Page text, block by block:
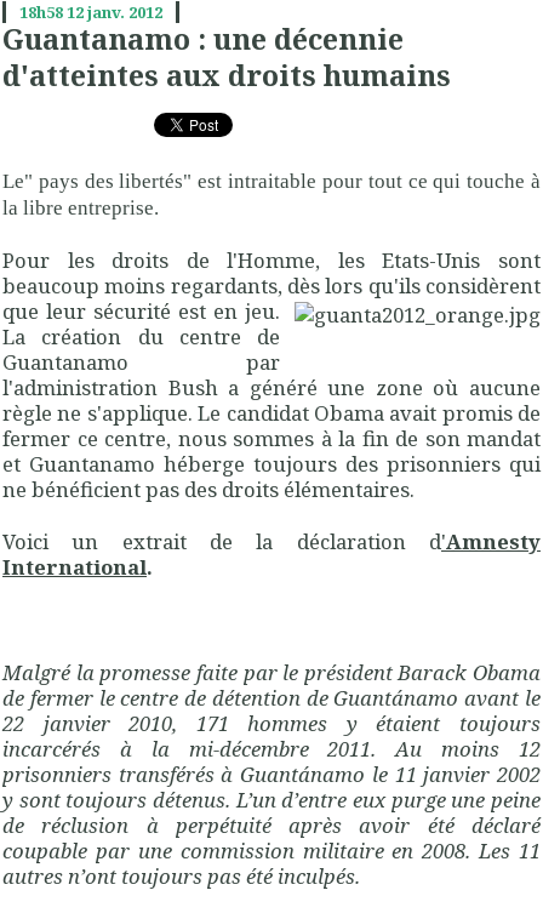
18h5812janv. 2012
Guantanamo : une décennie
d'atteintes aux droits humains
Le" pays des libertés" est intraitable pour tout ce qui touche à
la libre entreprise.
Pour les droits de l'Homme, les Etats-Unis sont
beaucoup moins regardants, dès lors qu'ils considèrent
que leur sécurité est en jeu.
La création du centre de
Guantanamo par
l'administration Bush a généré une zone où aucune
règle ne s'applique. Le candidat Obama avait promis de
fermer ce centre, nous sommes à la fin de son mandat
et Guantanamo héberge toujours des prisonniers qui
ne bénéficient pas des droits élémentaires.
Voici un extrait de la déclaration d'Amnesty
International.
Malgré la promesse faite par le président Barack Obama
de fermer le centre de détention de Guantánamo avant le
22 janvier 2010, 171 hommes y étaient toujours
incarcérés à la mi-décembre 2011. Au moins 12
prisonniers transférés à Guantánamo le 11 janvier 2002
y sont toujours détenus. L’un d’entre eux purge une peine
de réclusion à perpétuité après avoir été déclaré
coupable par une commission militaire en 2008. Les 11
autres n’ont toujours pas été inculpés.